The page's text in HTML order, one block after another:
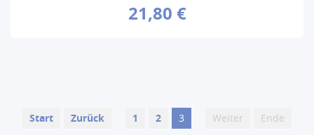
21,80 €
Start Zurück 1 2 3 Weiter
Ende